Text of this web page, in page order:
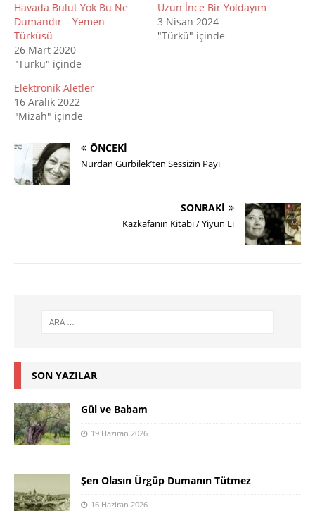
Havada Bulut Yok Bu Ne
Dumandır – Yemen
Türküsü
26 Mart 2020
"Türkü" içinde
Uzun İnce Bir Yoldayım
3 Nisan 2024
"Türkü" içinde
Elektronik Aletler
16 Aralık 2022
"Mizah" içinde
ÖNCEKI
Nurdan Gürbilek’ten Sessizin Payı
SONRAKI
Kazkafanın Kitabı / Yiyun Li
SON YAZILAR
Gül ve Babam
19 Haziran 2026
Şen Olasın Ürgüp Dumanın Tütmez
16 Haziran 2026